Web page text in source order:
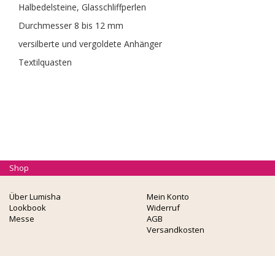
Halbedelsteine, Glasschliffperlen
Durchmesser 8 bis 12 mm
versilberte und vergoldete Anhänger
Textilquasten
Über Lumisha
Lookbook
Messe
Mein Konto
Widerruf
AGB
Versandkosten
Shop